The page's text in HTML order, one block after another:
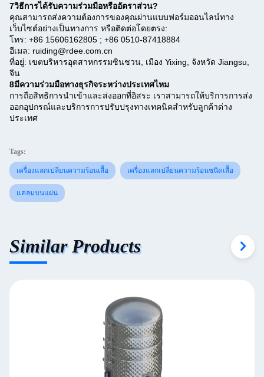
7วิธีการได้รับความร่วมมือหรืออัตราส่วน?
คุณสามารถส่งความต้องการของคุณผ่านแบบฟอร์มออนไลน์ทาง
เว็บไซต์อย่างเป็นทางการ หรือติดต่อโดยตรง:
โทร: +86 15606162805 ; +86 0510-87418884
อีเมล: ruiding@rdee.com.cn
ที่อยู่: เขตบริหารอุตสาหกรรมซินชวน, เมือง Yixing, จังหวัด Jiangsu,
จีน
8มีความร่วมมือทางธุรกิจระหว่างประเทศไหม
การถือสิทธิการนําเข้าและส่งออกที่อิสระ เราสามารถให้บริการการส่ง
ออกอุปกรณ์และบริการการปรับปรุงทางเทคนิคสําหรับลูกค้าต่าง
ประเทศ
Tags:
เครื่องแลกเปลี่ยนความร้อนเสื้อ เครื่องแลกเปลี่ยนความร้อนชนิดเสื้อ
แคลมบนแผ่น
Similar Products